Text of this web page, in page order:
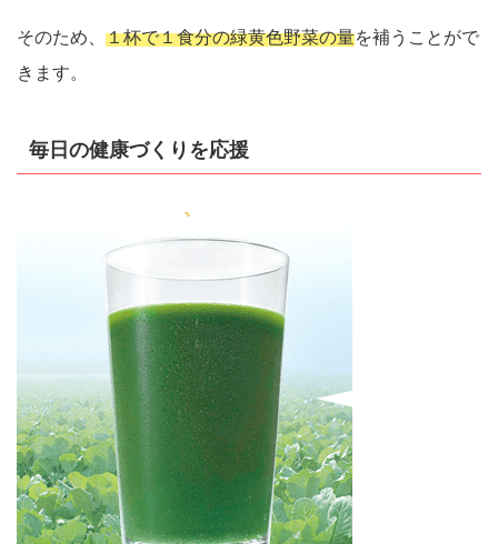
そのため、 １杯で１食分の緑黄色野菜の量を補うことがで
きます。
毎日の健康づくりを応援